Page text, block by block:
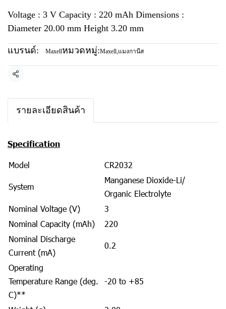
Voltage : 3 V Capacity : 220 mAh Dimensions :
Diameter 20.00 mm Height 3.20 mm
แบรนด์: Maxellหมวดหมู่:Maxell,แมงกานีส
แชร์
รายละเอียดสินค้า
Specification
Model CR2032
System
Manganese Dioxide-Li/
Organic Electrolyte
Nominal Voltage (V)
3
Nominal Capacity (mAh)
220
Nominal Discharge
Current (mA)
0.2
Operating
Temperature Range (deg.
C)**
-20 to +85